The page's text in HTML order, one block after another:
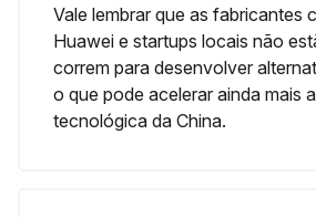
Vale lembrar que as fabricantes
Huawei e startups locais não
correm para desenvolver
o que pode acelerar ainda mais
tecnológica da China.